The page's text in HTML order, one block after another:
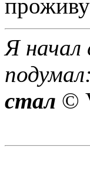
Я начал
стал ©